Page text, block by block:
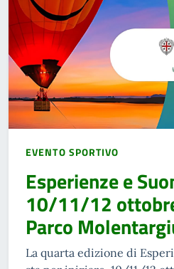
EVENTO SPORTIVO
Esperienze e
10/11/12
Parco
La quarta edizione di